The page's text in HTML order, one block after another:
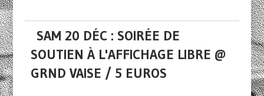
SAM 20 DÉC : SOIRÉE DE
SOUTIEN À L'AFFICHAGE LIBRE @
GRND VAISE / 5 EUROS